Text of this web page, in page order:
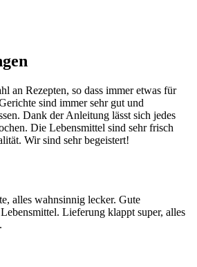
an Rezepten, so dass immer etwas für
sind immer sehr gut und
Dank der Anleitung lässt sich jedes
Die Lebensmittel sind sehr frisch
Wir sind sehr begeistert!
alles wahnsinnig lecker. Gute
Lieferung klappt super, alles